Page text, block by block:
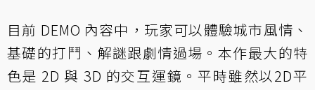
目前 DEMO 內容中，玩家可以體驗城市風情、
基礎的打鬥、解謎跟劇情過場。本作最大的特
色是 2D 與 3D 的交互運鏡。平時雖然以2D平